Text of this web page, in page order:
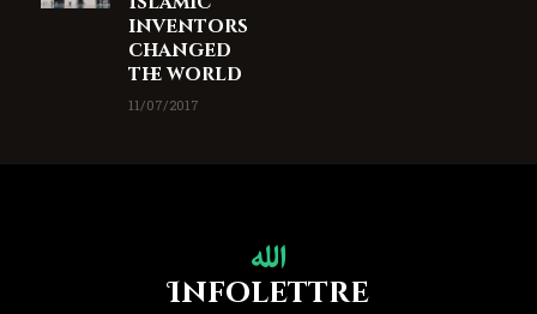
inventors
changed
the world
11/07/2017
Infolettre